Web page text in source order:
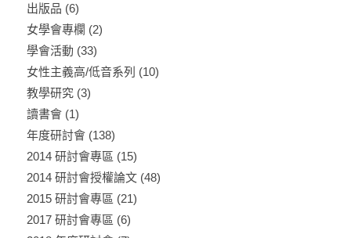
出版品 (6)
女學會專欄 (2)
學會活動 (33)
女性主義高/低音系列 (10)
教學研究(3)
讀書會(1)
年度研討會(138)
2014 研討會專區 (15)
2014 研討會授權論文(48)
2015 研討會專區 (21)
2017 研討會專區 (6)